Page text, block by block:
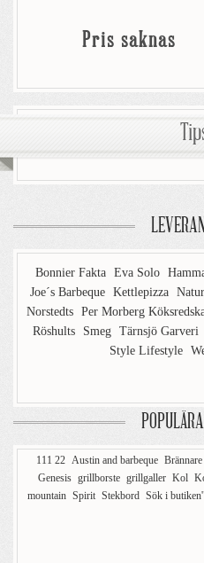
Pris saknas
Bonnier Fakta Eva Solo
Joe´s Barbeque Kettlepizza
Norstedts Per Morberg
Röshults
Smeg Tärnsjö Garveri
Style Lifestyle
111 22 Austin and barbeque Brännare
Genesis grillborste grillgaller Kol
mountain Spirit Stekbord Sök i